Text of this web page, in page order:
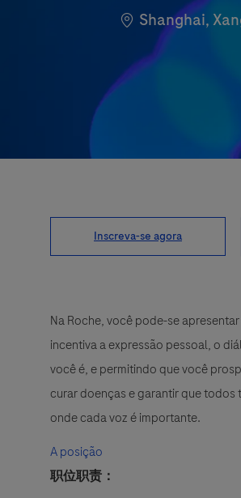
Localização
Shanghai,
Inscreva-se agora
Na Roche, você pode-se
incentiva a expressão pessoal, o
você é, e permitindo que você
curar doenças e garantir que todos
onde cada voz é importante.
A posição
职位职责：